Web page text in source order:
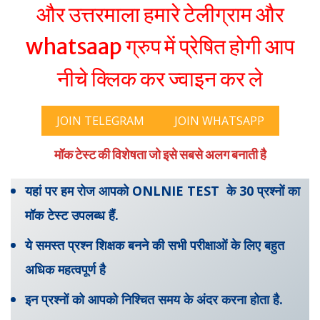
और उत्तरमाला हमारे टेलीग्राम और
whatsaap ग्रुप में प्रेषित होगी आप
नीचे क्लिक कर ज्वाइन कर ले
JOIN TELEGRAM JOIN WHATSAPP
मॉक टेस्ट की विशेषता जो इसे सबसे अलग बनाती है
यहां पर हम रोज आपको ONLNIE TEST के 30 प्रश्नों का
मॉक टेस्ट उपलब्ध हैं.
ये समस्त प्रश्न शिक्षक बनने की सभी परीक्षाओं के लिए बहुत
अधिक महत्वपूर्ण है
इन प्रश्नों को आपको निश्चित समय के अंदर करना होता है.